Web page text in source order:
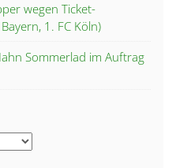
wegen Ticket-
1. FC Köln)
Sommerlad im Auftrag